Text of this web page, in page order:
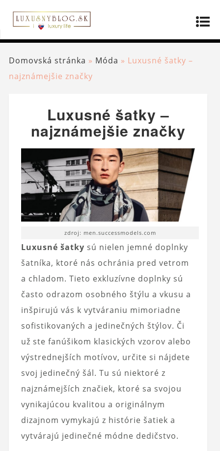
Domovská stránka » Móda » Luxusné šatky –
najznámejšie značky
Luxusné šatky –
najznámejšie značky
zdroj: men.successmodels.com
Luxusné šatky sú nielen jemné doplnky
šatníka, ktoré nás ochránia pred vetrom
a chladom. Tieto exkluzívne doplnky sú
často odrazom osobného štýlu a vkusu a
inšpirujú vás k vytváraniu mimoriadne
sofistikovaných a jedinečných štýlov. Či
už ste fanúšikom klasických vzorov alebo
výstrednejších motívov, určite si nájdete
svoj jedinečný šál. Tu sú niektoré z
najznámejších značiek, ktoré sa svojou
vynikajúcou kvalitou a originálnym
dizajnom vymykajú z histórie šatiek a
vytvárajú jedinečné módne dedičstvo.